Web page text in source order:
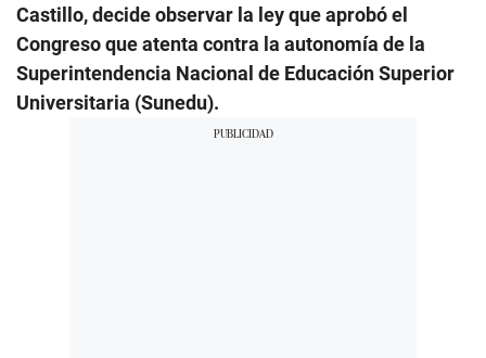
Castillo, decide observar la ley que aprobó el
Congreso que atenta contra la autonomía de la
Superintendencia Nacional de Educación Superior
Universitaria (Sunedu).